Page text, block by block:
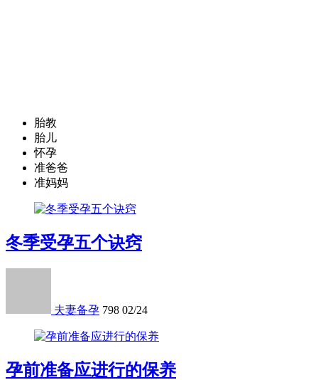
胎教
胎儿
怀孕
准爸爸
准妈妈
冬季受孕五个诀窍
夫妻备孕 798 02/24
孕前准备应进行的保养